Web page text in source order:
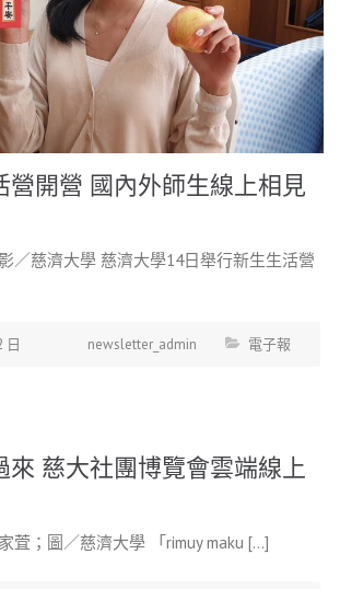
營開營 國內外師生線上相見
／慈濟大學 慈濟大學14日舉行新生生活營
日 newsletter_admin 電子報
來 慈大社團博覽會雲端線上
萓；圖／慈濟大學 「rimuy maku […]